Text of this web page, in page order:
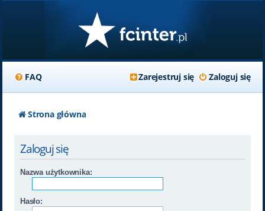
FAQ Zaloguj się
Zarejestruj się
Strona główna
Zaloguj się
Nazwa użytkownika:
Hasło: